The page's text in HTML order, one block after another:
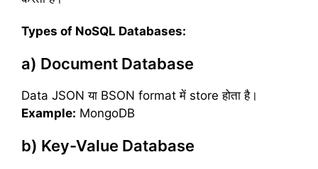
Types of NoSQL Databases:
a) Document Database
Data JSON या BSON format में store होता है।
Example: MongoDB
b) Key-Value Database